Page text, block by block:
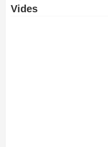
Vides